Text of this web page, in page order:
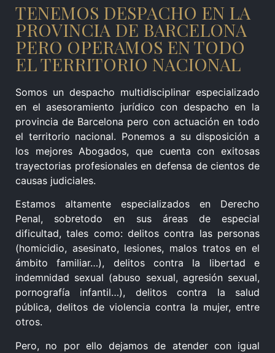
TENEMOS DESPACHO EN LA
PROVINCIA DE BARCELONA
PERO OPERAMOS EN TODO
EL TERRITORIO NACIONAL
Somos un despacho multidisciplinar especializado
en el asesoramiento jurídico con despacho en la
provincia de Barcelona pero con actuación en todo
el territorio nacional. Ponemos a su disposición a
los mejores Abogados, que cuenta con exitosas
trayectorias profesionales en defensa de cientos de
causas judiciales.
Estamos altamente especializados en Derecho
Penal, sobretodo en sus áreas de especial
dificultad, tales como: delitos contra las personas
(homicidio, asesinato, lesiones, malos tratos en el
ámbito familiar…), delitos contra la libertad e
indemnidad sexual (abuso sexual, agresión sexual,
pornografía infantil…), delitos contra la salud
pública, delitos de violencia contra la mujer, entre
otros.
Pero, no por ello dejamos de atender con igual